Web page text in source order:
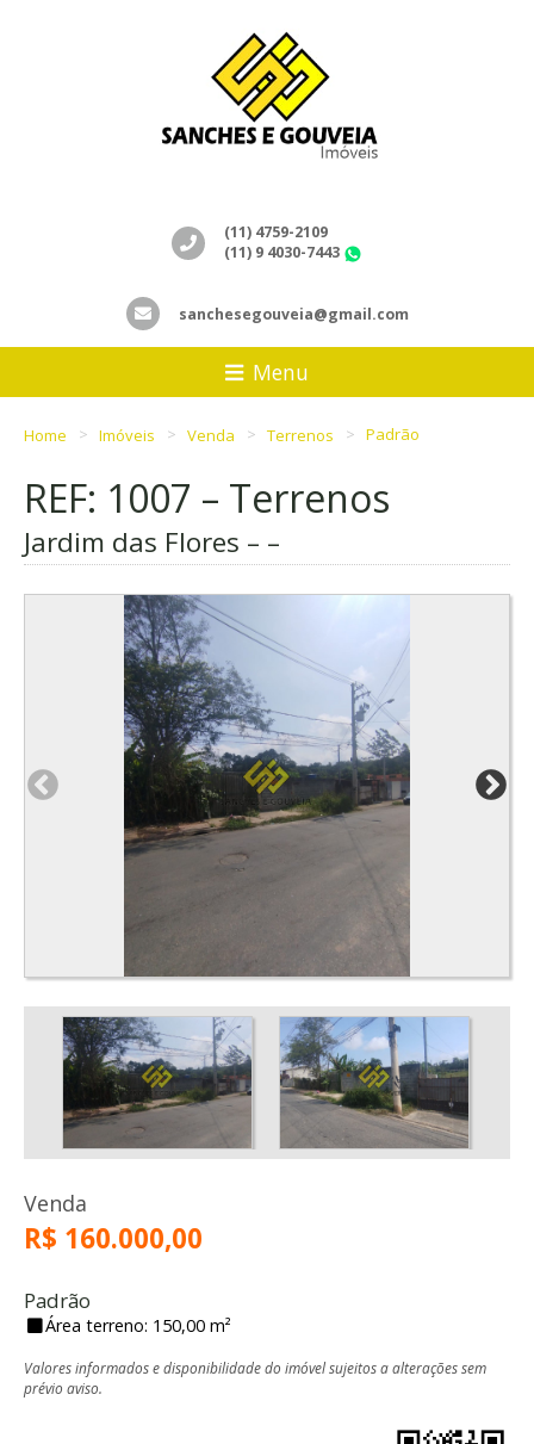
(11) 4759-2109
(11) 9 4030-7443
sanchesegouveia@gmail.com
Menu
Home Imóveis Venda Terrenos Padrão
REF: 1007 – Terrenos
Jardim das Flores – –
Venda
R$ 160.000,00
Padrão
Área terreno: 150,00 m²
Valores informados e disponibilidade do imóvel sujeitos a alterações sem
prévio aviso.